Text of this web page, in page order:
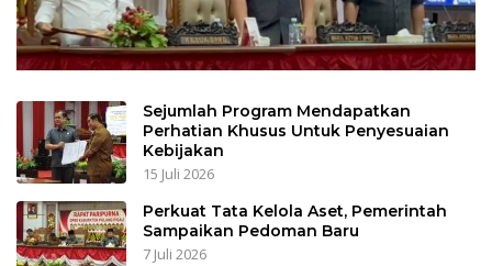
Sejumlah Program Mendapatkan
Perhatian Khusus Untuk Penyesuaian
Kebijakan
15 Juli 2026
Perkuat Tata Kelola Aset, Pemerintah
Sampaikan Pedoman Baru
7 Juli 2026